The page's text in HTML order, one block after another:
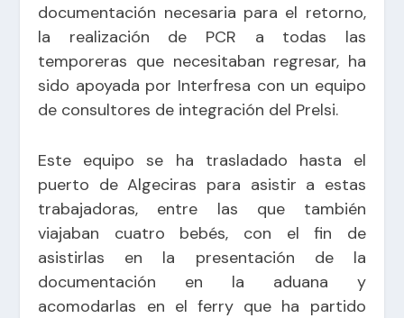
documentación necesaria para el retorno,
la realización de PCR a todas las
temporeras que necesitaban regresar, ha
sido apoyada por Interfresa con un equipo
de consultores de integración del Prelsi.
Este equipo se ha trasladado hasta el
puerto de Algeciras para asistir a estas
trabajadoras, entre las que también
viajaban cuatro bebés, con el fin de
asistirlas en la presentación de la
documentación en la aduana y
acomodarlas en el ferry que ha partido